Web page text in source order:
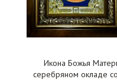
Икона Божья
серебряном окладе